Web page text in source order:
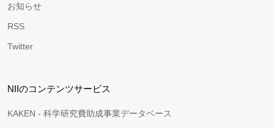
お知らせ
RSS
Twitter
NIIのコンテンツサービス
KAKEN - 科学研究費助成事業データベース